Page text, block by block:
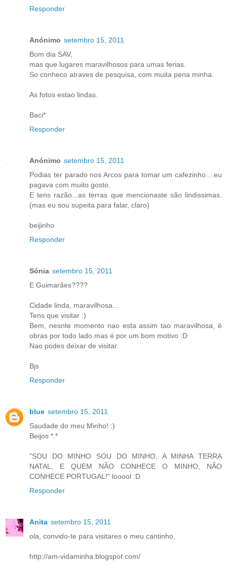
Responder
Anónimo setembro 15, 2011
Bom dia SAV,
mas que lugares maravilhosos para umas ferias.
So conheco atraves de pesquisa, com muita pena minha.
As fotos estao lindas.
Baci*
Responder
Anónimo setembro 15, 2011
Podias ter parado nos Arcos para tomar um cafezinho....eu
pagava com muito gosto.
E tens razão...as terras que mencionaste são lindissimas.
(mas eu sou supeita para falar, claro)
beijinho
Responder
Sónia setembro 15, 2011
E Guimarães????
Cidade linda, maravilhosa...
Tens que visitar :)
Bem, nesnte momento nao esta assim tao maravilhosa, é
obras por todo lado mas é por um bom motivo :D
Nao podes deixar de visitar.
Bjs
Responder
blue setembro 15, 2011
Saudade do meu Minho! :)
Beijos *.*
"SOU DO MINHO SOU DO MINHO, A MINHA TERRA
NATAL, E QUEM NÃO CONHECE O MINHO, NÃO
CONHECE PORTUGAL!" looool :D
Responder
Anita setembro 15, 2011
ola, convido-te para visitares o meu cantinho,
http://am-vidaminha.blogspot.com/